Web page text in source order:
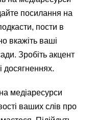
посилання на
пости в
вкажіть ваші
Зробіть акцент
досягненнях.
медіаресурси
ваших слів про